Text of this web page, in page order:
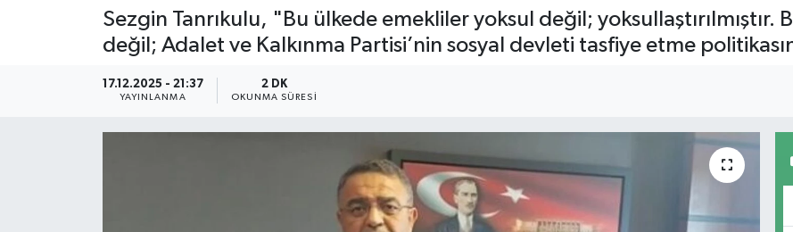
Sezgin Tanrıkulu, "Bu ülkede emekliler yoksul değil; yoksullaştırılmıştır.
değil; Adalet ve Kalkınma Partisi’nin sosyal devleti tasfiye etme
17.12.2025 - 21:37
YAYINLANMA
2 DK
OKUNMA SÜRESI